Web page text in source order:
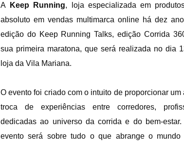
A Keep Running, loja especializada em
absoluto em vendas multimarca online há dez
edição do Keep Running Talks, edição Corrida
sua primeira maratona, que será realizada no dia
loja da Vila Mariana.
O evento foi criado com o intuito de proporcionar
troca de experiências entre corredores,
dedicadas ao universo da corrida e do bem-
evento será sobre tudo o que abrange o